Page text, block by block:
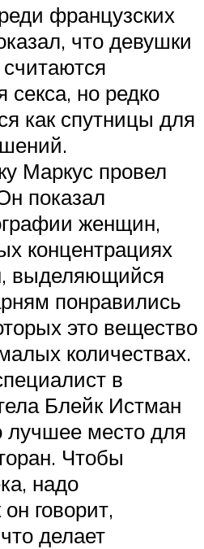
французских
что девушки
но редко
как спутницы для
Маркус провел
показал
женщин,
концентрациях
выделяющийся
понравились
это вещество
количествах.
в
Блейк Истман
лучшее место для
Чтобы
надо
говорит,
делает